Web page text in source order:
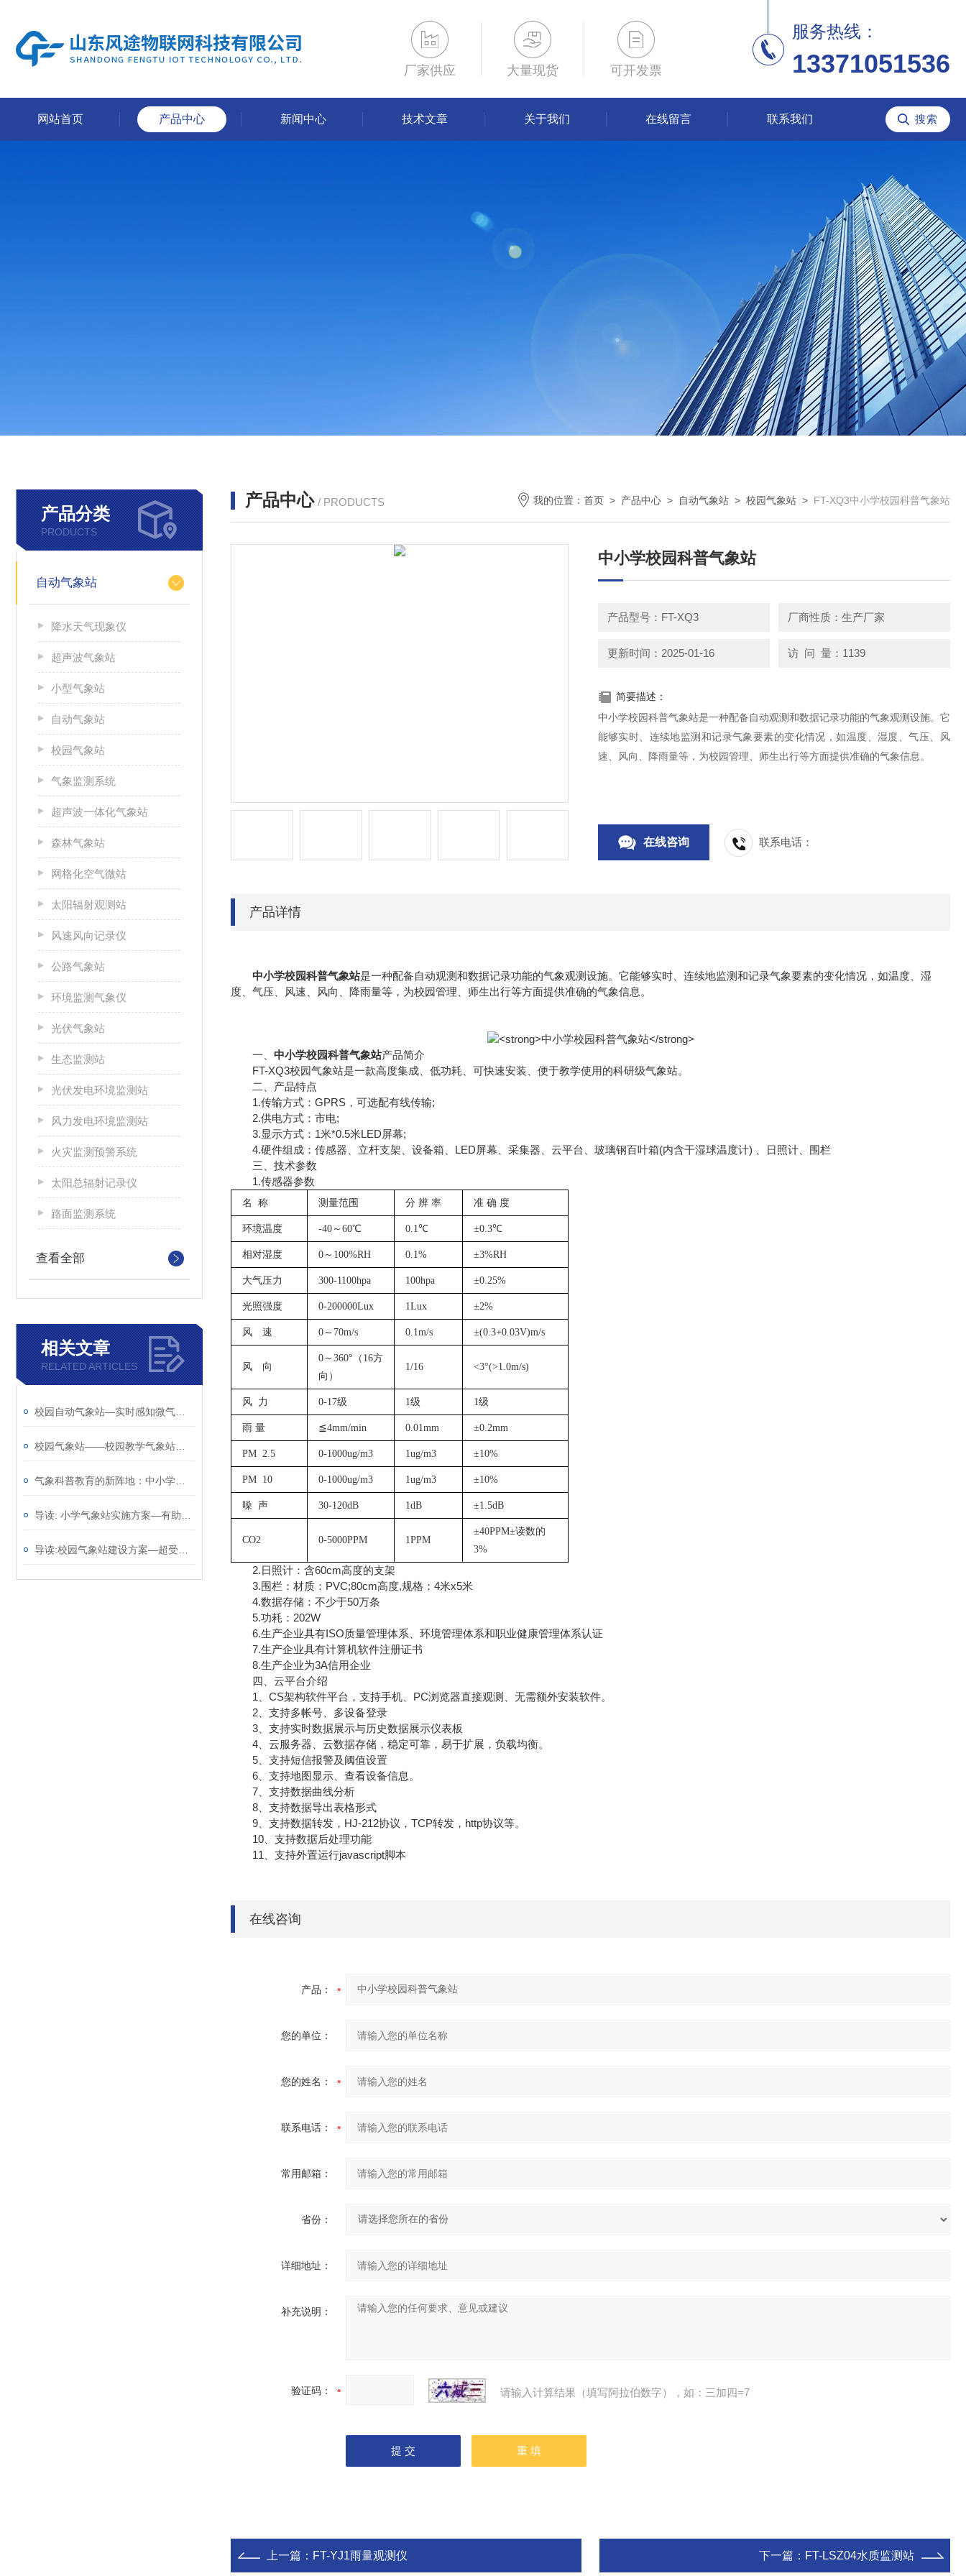
厂家供应 大量现货 可开发票
服务热线：
13371051536
网站首页 产品中心 新闻中心 技术文章 关于我们 在线留言 联系我们
产品分类
PRODUCTS
自动气象站
降水天气现象仪
超声波气象站
小型气象站
自动气象站
校园气象站
气象监测系统
超声波一体化气象站
森林气象站
网格化空气微站
太阳辐射观测站
风速风向记录仪
公路气象站
环境监测气象仪
光伏气象站
生态监测站
光伏发电环境监测站
风力发电环境监测站
火灾监测预警系统
太阳总辐射记录仪
路面监测系统
查看全部
相关文章
RELATED ARTICLES
产品中心 / PRODUCTS 我的位置： 首页 > 产品中心 > 自动气象站 > 校园气象站 > FT-XQ3中小学校园科普气象站
中小学校园科普气象站
产品型号：FT-XQ3 厂商性质：生产厂家
更新时间：2025-01-16 访 问 量：1139
简要描述：
中小学校园科普气象站是一种配备自动观测和数据记录功能的气象观测设施。它
能够实时、连续地监测和记录气象要素的变化情况，如温度、湿度、气压、风
速、风向、降雨量等，为校园管理、师生出行等方面提供准确的气象信息。
在线咨询 联系电话：
产品详情
中小学校园科普气象站是一种配备自动观测和数据记录功能的气象观测设施。它能够实时、连续地监测和记录气象要素的变化情况，如温度、湿
度、气压、风速、风向、降雨量等，为校园管理、师生出行等方面提供准确的气象信息。
一、 中小学校园科普气象站产品简介
FT-XQ3校园气象站是一款高度集成、低功耗、可快速安装、便于教学使用的科研级气象站。
二、产品特点
1.传输方式：GPRS，可选配有线传输;
2.供电方式：市电;
3.显示方式：1米*0.5米LED屏幕;
4.硬件组成：传感器、立杆支架、设备箱、LED屏幕、采集器、云平台、玻璃钢百叶箱(内含干湿球温度计) 、日照计、围栏
三、技术参数
1.传感器参数
名 称 测量范围 分 辨 率 准 确 度
环境温度 -40～60℃ 0.1℃ ±0.3℃
相对湿度 0～100%RH 0.1% ±3%RH
大气压力 300-1100hpa 100hpa ±0.25%
光照强度 0-200000Lux 1Lux ±2%
风 速 0～70m/s 0.1m/s ±(0.3+0.03V)m/s
风 向
0～360°（16方
向）
1/16 <3°(>1.0m/s)
风 力 0-17级 1级 1级
雨 量 ≦4mm/min 0.01mm ±0.2mm
PM 2.5 0-1000ug/m3 1ug/m3 ±10%
PM 10 0-1000ug/m3 1ug/m3 ±10%
噪 声 30-120dB 1dB ±1.5dB
CO2 0-5000PPM 1PPM
±40PPM±读数的
3%
2.日照计：含60cm高度的支架
3.围栏：材质：PVC;80cm高度,规格：4米x5米
4.数据存储：不少于50万条
5.功耗：202W
6.生产企业具有ISO质量管理体系、环境管理体系和职业健康管理体系认证
7.生产企业具有计算机软件注册证书
8.生产企业为3A信用企业
四、云平台介绍
1、CS架构软件平台，支持手机、PC浏览器直接观测、无需额外安装软件。
2、支持多帐号、多设备登录
3、支持实时数据展示与历史数据展示仪表板
4、云服务器、云数据存储，稳定可靠，易于扩展，负载均衡。
5、支持短信报警及阈值设置
6、支持地图显示、查看设备信息。
7、支持数据曲线分析
8、支持数据导出表格形式
9、支持数据转发，HJ-212协议，TCP转发，http协议等。
10、支持数据后处理功能
11、支持外置运行javascript脚本
在线咨询
产品：
您的单位：
您的姓名：
联系电话：
常用邮箱：
省份：
详细地址：
补充说明：
验证码： 请输入计算结果（填写阿拉伯数字），如：三加四=7
上一篇： FT-YJ1雨量观测仪 下一篇： FT-LSZ04水质监测站